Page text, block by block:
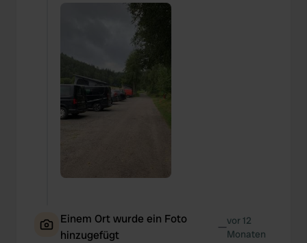
Einem Ort wurde ein Foto
hinzugefügt
—vor 12
Monaten